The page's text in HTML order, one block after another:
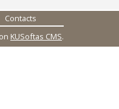
Contacts
KUSoftas CMS.